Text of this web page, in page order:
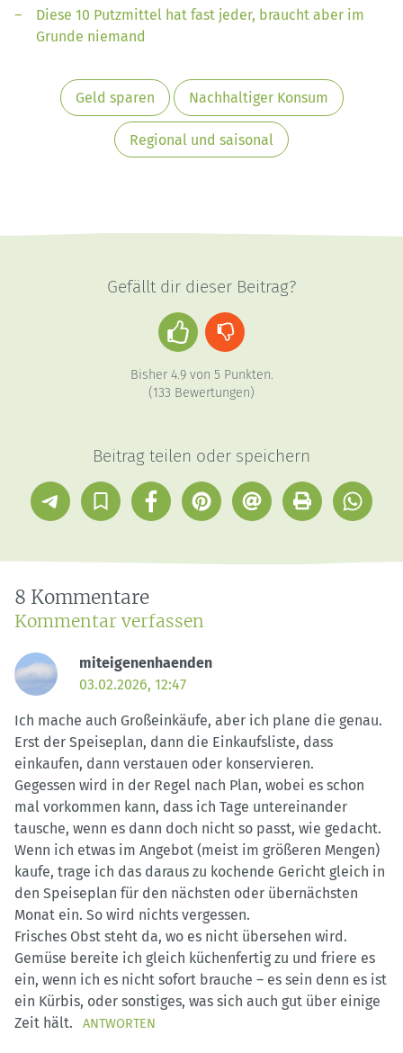
Diese 10 Putzmittel hat fast jeder, braucht aber im
Grunde niemand
Geld sparen Nachhaltiger Konsum
Regional und saisonal
Gefällt dir dieser Beitrag?
Daumen
hoch
Daumen
runter
Bisher 4.9von 5 Punkten.
(133 Bewertungen)
Beitrag teilen oder speichern
TelegramIn
Sammlung
FacebookPinterestE-
Mail
Drucken
8 Kommentare
Kommentar verfassen
miteigenenhaenden
03.02.2026, 12:47
Ich mache auch Großeinkäufe, aber ich plane die genau.
Erst der Speiseplan, dann die Einkaufsliste, dass
einkaufen, dann verstauen oder konservieren.
Gegessen wird in der Regel nach Plan, wobei es schon
mal vorkommen kann, dass ich Tage untereinander
tausche, wenn es dann doch nicht so passt, wie gedacht.
Wenn ich etwas im Angebot (meist im größeren Mengen)
kaufe, trage ich das daraus zu kochende Gericht gleich in
den Speiseplan für den nächsten oder übernächsten
Monat ein. So wird nichts vergessen.
Frisches Obst steht da, wo es nicht übersehen wird.
Gemüse bereite ich gleich küchenfertig zu und friere es
ein, wenn ich es nicht sofort brauche – es sein denn es ist
ein Kürbis, oder sonstiges, was sich auch gut über einige
Zeit hält.
ANTWORTEN